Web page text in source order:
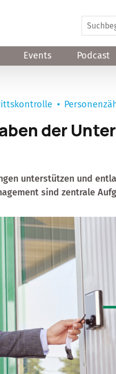
Events Podcast
der
unterstützen und
sind zentrale